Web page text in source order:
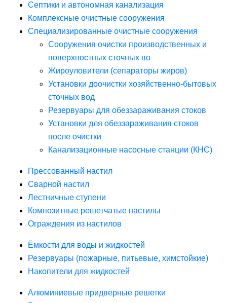
Септики и автономная канализация
Комплексные очистные сооружения
Специализированные очистные сооружения
Сооружения очистки производственных и
поверхностных сточных во
Жироуловители (сепараторы жиров)
Установки доочистки хозяйственно-бытовых
сточных вод
Резервуары для обеззараживания стоков
Установки для обеззараживания стоков
после очистки
Канализационные насосные станции (КНС)
Прессованный настил
Сварной настил
Лестничные ступени
Композитные решетчатые настилы
Ограждения из настилов
Ёмкости для воды и жидкостей
Резервуары (пожарные, питьевые, химстойкие)
Накопители для жидкостей
Алюминиевые придверные решетки